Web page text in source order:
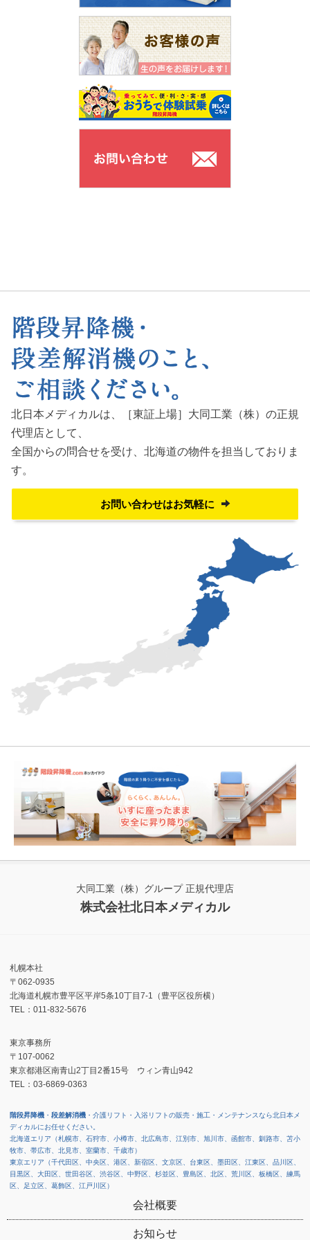
北日本メディカルは、［東証上場］大同工業（株）の正規
代理店として、
全国からの問合せを受け、 北海道の物件を担当しておりま
す。
お問い合わせはお気軽に
大同工業（株）グループ 正規代理店
株式会社北日本メディカル
札幌本社
〒062-0935
北海道札幌市豊平区平岸5条10丁目7-1（豊平区役所横）
TEL：011-832-5676
東京事務所
〒107-0062
東京都港区南青山2丁目2番15号 ウィン青山942
TEL：03-6869-0363
階段昇降機 ・ 段差解消機 ・介護リフト・入浴リフトの販売・施工・メンテナンスなら北日本メ
ディカルにお任せください。
北海道エリア（札幌市、石狩市、小樽市、北広島市、江別市、旭川市、函館市、釧路市、苫小
牧市、帯広市、北見市、室蘭市、千歳市）
東京エリア（千代田区、中央区、港区、新宿区、文京区、台東区、墨田区、江東区、品川区、
目黒区、大田区、世田谷区、渋谷区、中野区、杉並区、豊島区、北区、荒川区、板橋区、練馬
区、足立区、葛飾区、江戸川区）
会社概要
お知らせ